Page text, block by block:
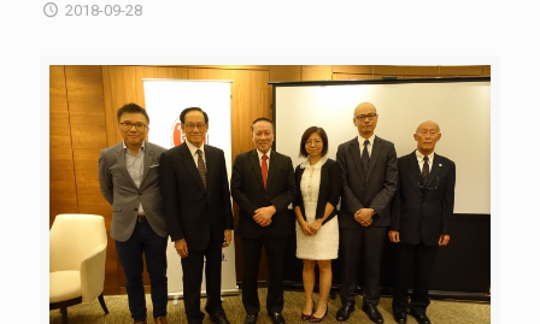
2018-09-28